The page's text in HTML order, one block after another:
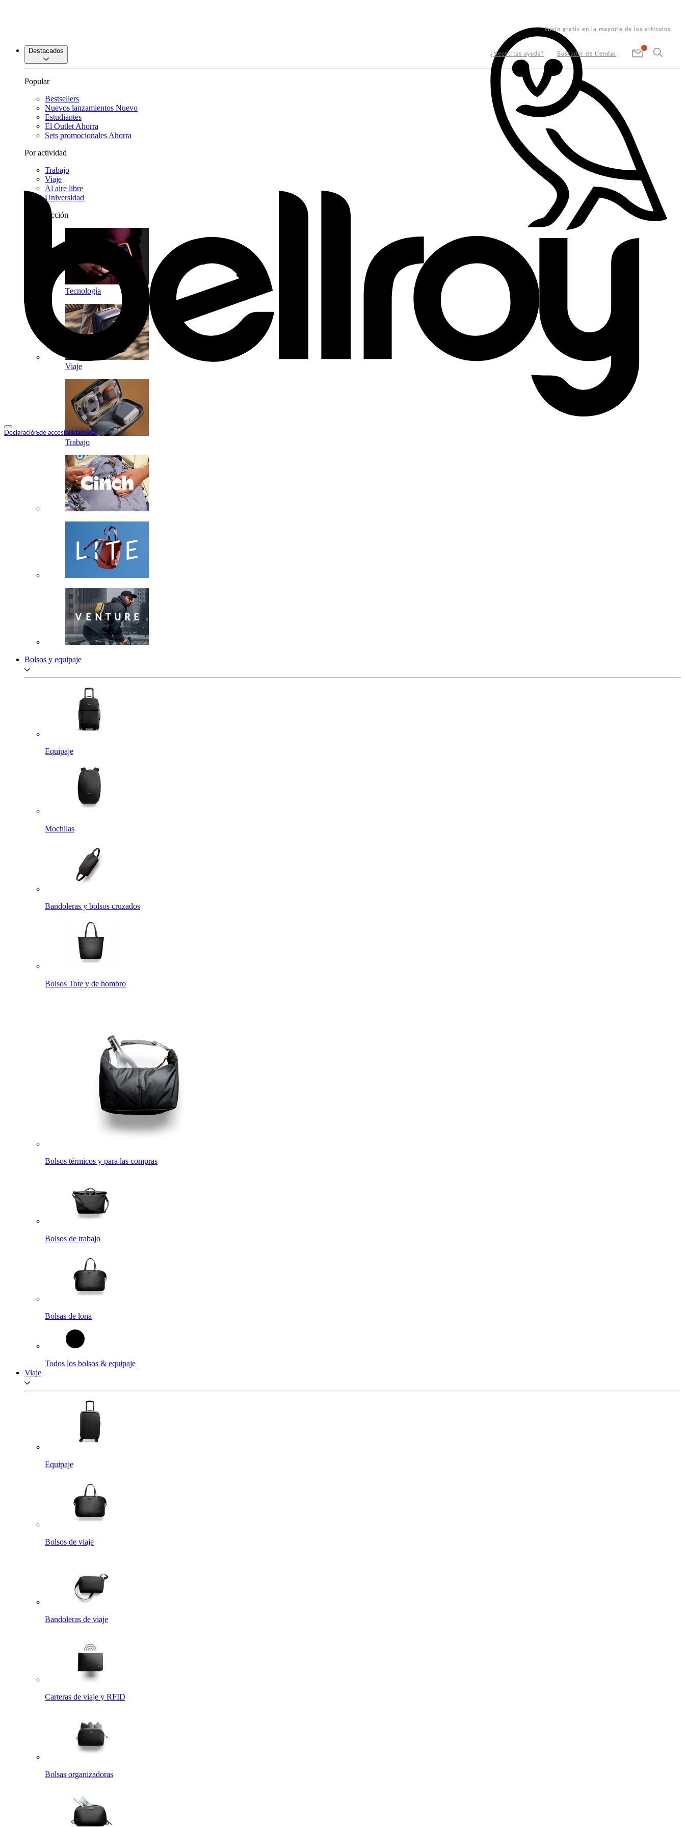
Envío gratis en la mayoría de los artículos
Declaración de accesibilidad web
¿Necesitas ayuda? Buscador de tiendas
Destacados
Popular
Bestsellers
Nuevos lanzamientos Nuevo
Estudiantes
El Outlet Ahorra
Sets promocionales Ahorra
Por actividad
Trabajo
Viaje
Al aire libre
Universidad
Por colección
Tecnología
Viaje
Trabajo
Bolsos y equipaje
Equipaje
Mochilas
Bandoleras y bolsos cruzados
Bolsos Tote y de hombro
Bolsos térmicos y para las compras
Bolsos de trabajo
Bolsas de lona
Todos los bolsos & equipaje
Viaje
Equipaje
Bolsos de viaje
Bandoleras de viaje
Carteras de viaje y RFID
Bolsas organizadoras